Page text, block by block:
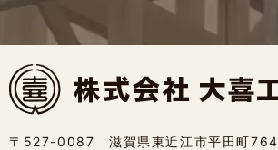
〒527-0087 滋賀県東近江市平田町764